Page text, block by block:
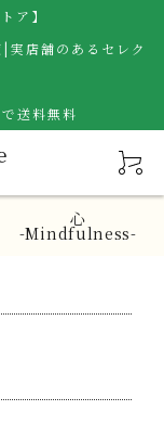
ア】
店舗のあるセレク
送料無料
心
-Mindfulness-